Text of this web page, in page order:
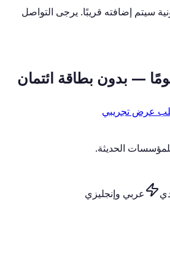
سيتم إضافته قريبًا. يرجى التواصل
عرض تجريبي
الحديثة.
عربي وإنجليزي